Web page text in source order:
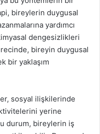
bireylerin duygusal
yardımcı
dengesizlikleri
bireyin duygusal
bir yaklaşım
sosyal ilişkilerinde
yerine
durum, bireylerin iş